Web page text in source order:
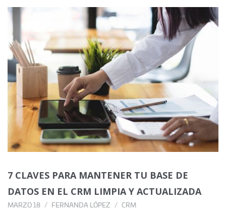
7 CLAVES PARA MANTENER TU BASE DE
DATOS EN EL CRM LIMPIA Y ACTUALIZADA
MARZO 18 FERNANDA LÓPEZ CRM